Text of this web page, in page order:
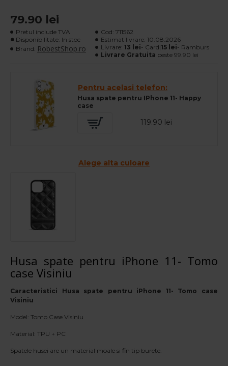
79.90 lei
Pretul include TVA
Disponibilitate: In stoc
Brand: RobestShop.ro
Cod: 711562
Estimat livrare: 10.08.2026
Livrare: 13 lei- Card|15 lei- Ramburs
Livrare Gratuita peste 99.90 lei
Pentru acelasi telefon:
Husa spate pentru IPhone 11- Happy
case
119.90 lei
Alege alta culoare
Husa spate pentru iPhone 11- Tomo
case Visiniu
Caracteristici Husa spate pentru iPhone 11- Tomo case
Visiniu
Model: Tomo Case Visiniu
Material: TPU + PC
Spatele husei are un material moale si fin tip burete.